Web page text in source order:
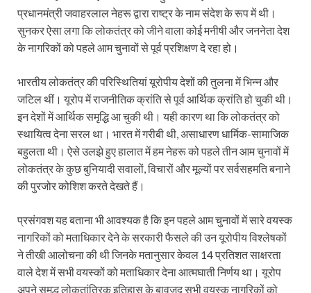
प्रधानमंत्री जवाहरलाल नेहरू द्वारा राष्ट्र के नाम संदेश के रूप में थी।
सुनकर ऐसा लगा कि लोकतंत्र को जीने वाला कोई मनीषी और जननेता देश
के नागरिकों को पहले आम चुनावों से पूर्व प्रशिक्षण दे रहा हो।
भारतीय लोकतंत्र की परिस्थितियां यूरोपीय देशों की तुलना में भिन्न और
जटिल थीं। यूरोप में राजनीतिक क्रांति से पूर्व आर्थिक क्रांति हो चुकी थी।
इन देशों में आर्थिक समृद्धि आ चुकी थी। यही कारण था कि लोकतंत्र को
स्थायित्व देना सरल था। भारत में गरीबी थी, असाधारण धार्मिक-सामाजिक
बहुलता थी। ऐसे उलझे हुए हालात में हम नेहरू को पहले तीन आम चुनावों में
लोकतंत्र के कुछ बुनियादी सवालों, विचारों और मूल्यों पर सर्वसहमति बनाने
की पुरजोर कोशिश करते देखते हैं।
प्रसंगवश यह बताना भी आवश्यक है कि इन पहले आम चुनावों में सारे वयस्क
नागरिकों को मताधिकार देने के सरकारी फैसले की उन यूरोपीय विश्लेषकों
ने तीखी आलोचना की थी जिनके मतानुसार केवल 14 प्रतिशत साक्षरता
वाले देश में सभी वयस्कों को मताधिकार देना आत्मघाती निर्णय था। यूरोप
अपने समृद्ध लोकतांत्रिक इतिहास के बावजूद सभी वयस्क नागरिकों को